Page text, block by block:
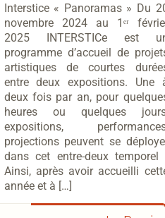
Interstice « Panoramas » Du
novembre 2024 au 1ᵉʳ
2025 INTERSTICe est
programme d’accueil de
artistiques de courtes
entre deux expositions. Une
deux fois par an, pour
heures ou quelques
expositions,
projections peuvent se
dans cet entre-deux temporel
Ainsi, après avoir accueilli
année et à […]